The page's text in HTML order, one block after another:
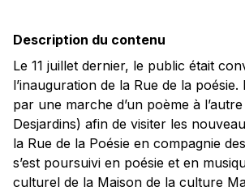
Description du contenu
Le 11 juillet dernier, le public était
l’inauguration de la Rue de la
par une marche d’un poème à
Desjardins) afin de visiter les
la Rue de la Poésie en compagnie
s’est poursuivi en poésie et en
culturel de la Maison de la culture